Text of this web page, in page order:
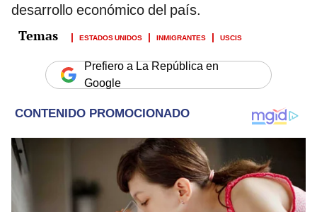
desarrollo económico del país.
ESTADOS UNIDOS INMIGRANTES USCIS
Prefiero a La República en
Google